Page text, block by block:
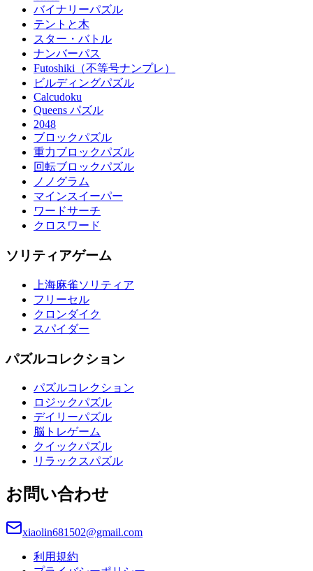
バイナリーパズル
テントと木
スター・バトル
ナンバーパス
Futoshiki（不等号ナンプレ）
ビルディングパズル
Calcudoku
Queens パズル
2048
ブロックパズル
重力ブロックパズル
回転ブロックパズル
ノノグラム
マインスイーパー
ワードサーチ
クロスワード
ソリティアゲーム
上海麻雀ソリティア
フリーセル
クロンダイク
スパイダー
パズルコレクション
パズルコレクション
ロジックパズル
デイリーパズル
脳トレゲーム
クイックパズル
リラックスパズル
お問い合わせ
xiaolin681502@gmail.com
利用規約